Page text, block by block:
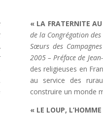
« LA FRATERNITE
de la Congrégation
Sœurs des
2005 – Préface de
des religieuses en
au service des
construire un monde
« LE LOUP,